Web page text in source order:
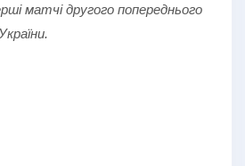
матчі другого попереднього